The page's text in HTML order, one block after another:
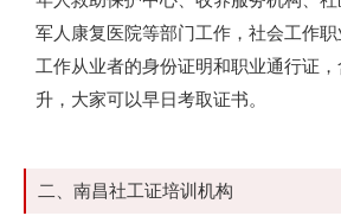
军人康复医院等部门工作，社会工作
工作从业者的身份证明和职业通行证
升，大家可以早日考取证书。
二、南昌社工证培训机构